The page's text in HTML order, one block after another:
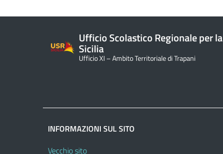
Ufficio Scolastico Regionale per la
Sicilia
Ufficio XI – Ambito Territoriale di Trapani
INFORMAZIONI SUL SITO
Vecchio sito